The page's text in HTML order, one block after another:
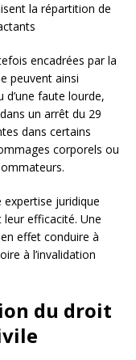
la répartition de
encadrées par la
peuvent ainsi
d’une faute lourde,
un arrêt du 29
dans certains
corporels ou
expertise juridique
efficacité. Une
effet conduire à
à l’invalidation
du droit